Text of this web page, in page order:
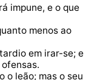
impune, e o que
menos ao
em irar-se; e
o leão; mas o seu